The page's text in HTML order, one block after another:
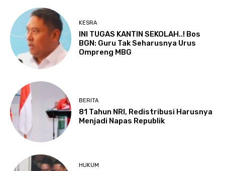
KESRA
INI TUGAS KANTIN SEKOLAH..! Bos
BGN: Guru Tak Seharusnya Urus
Ompreng MBG
BERITA
81 Tahun NRI, Redistribusi Harusnya
Menjadi Napas Republik
HUKUM